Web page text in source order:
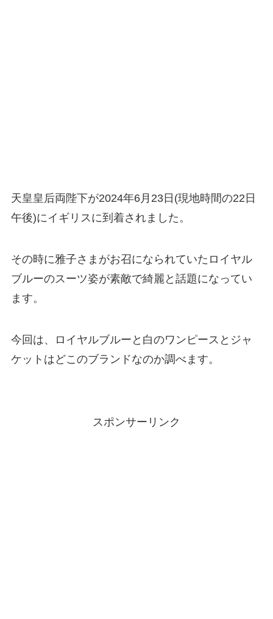
天皇皇后両陛下が2024年6月23日(現地時間の22日
午後)にイギリスに到着されました。
その時に雅子さまがお召になられていたロイヤル
ブルーのスーツ姿が素敵で綺麗と話題になってい
ます。
今回は、ロイヤルブルーと白のワンピースとジャ
ケットはどこのブランドなのか調べます。
スポンサーリンク